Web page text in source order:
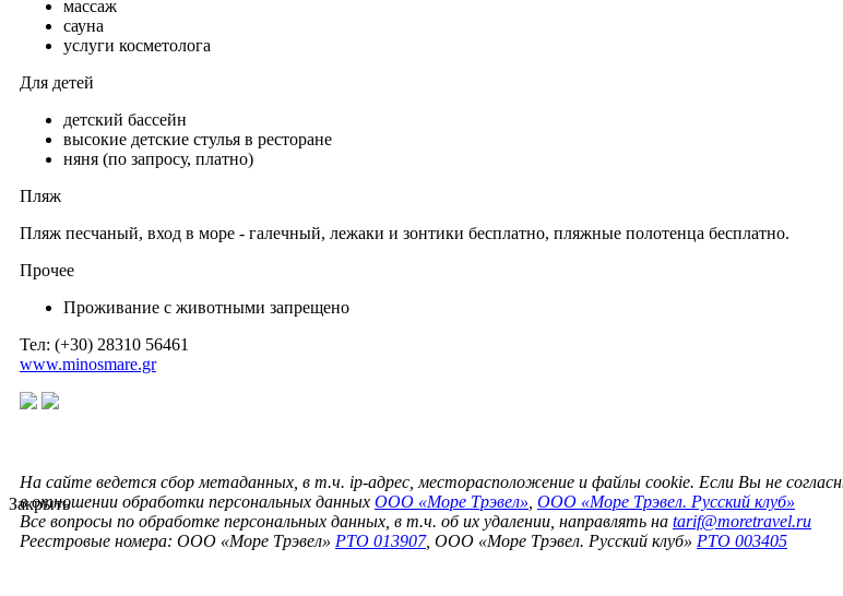
массаж
сауна
услуги косметолога
Для детей
детский бассейн
высокие детские стулья в ресторане
няня (по запросу, платно)
Пляж
Пляж песчаный, вход в море - галечный, лежаки и зонтики бесплатно, пляжные полотенца бесплатно.
Прочее
Проживание с животными запрещено
Тел: (+30) 28310 56461
www.minosmare.gr
На сайте ведется сбор метаданных, в т.ч. ip-адрес, месторасположение и файлы cookie. Если Вы не
в отношении обработки персональных данных ООО «Море Трэвел» ООО «Море Трэвел. Русский клуб»
Все вопросы по обработке персональных данных, в т.ч. об их удалении, направлять на tarif@moretravel.ru
Реестровые номера: ООО «Море Трэвел» РТО 013907, ООО «Море Трэвел. Русский клуб» РТО 003405
Закрыть